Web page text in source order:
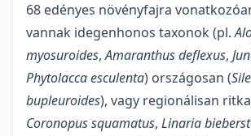
68 edényes növényfajra
vannak idegen­honos taxonok (pl.
myosuroides,Amaranthus deflexus,
Phytolacca esculenta) országosan (
bupleuroides), vagy regionálisan
Coronopus squamatus, Linaria